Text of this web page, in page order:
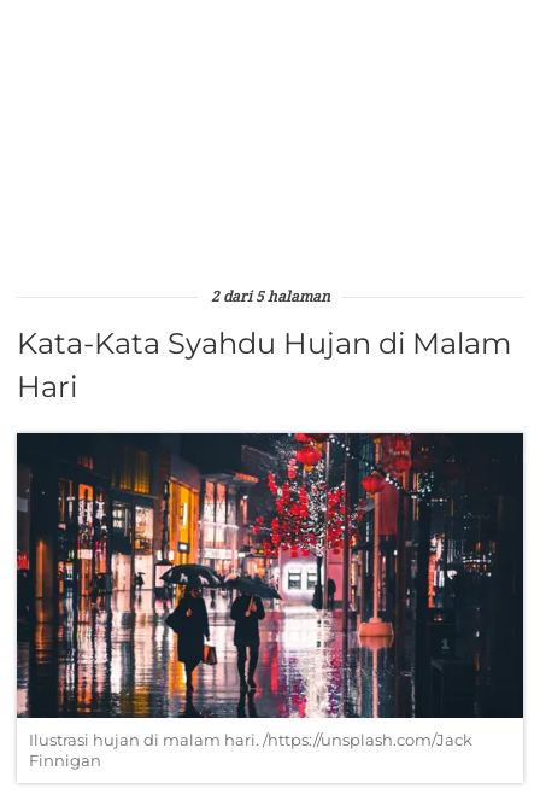
2 dari 5 halaman
Kata-Kata Syahdu Hujan di Malam
Hari
Ilustrasi hujan di malam hari. /https://unsplash.com/Jack
Finnigan